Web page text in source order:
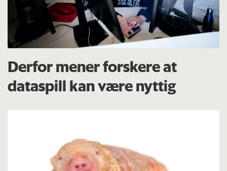
Derfor mener forskere at
dataspill kan være nyttig